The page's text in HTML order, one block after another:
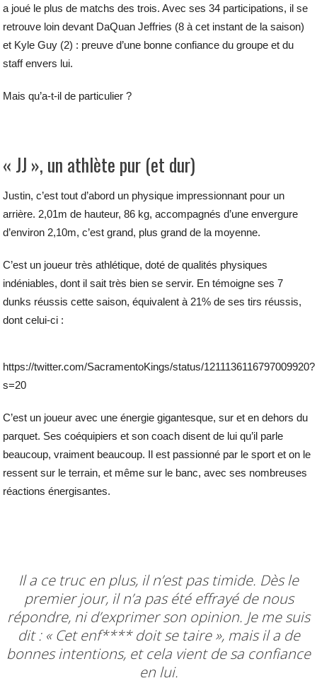
a joué le plus de matchs des trois. Avec ses 34 participations, il se
retrouve loin devant DaQuan Jeffries (8 à cet instant de la saison)
et Kyle Guy (2) : preuve d’une bonne confiance du groupe et du
staff envers lui.
Mais qu’a-t-il de particulier ?
« JJ », un athlète pur (et dur)
Justin, c’est tout d’abord un physique impressionnant pour un
arrière. 2,01m de hauteur, 86 kg, accompagnés d’une envergure
d’environ 2,10m, c’est grand, plus grand de la moyenne.
C’est un joueur très athlétique, doté de qualités physiques
indéniables, dont il sait très bien se servir. En témoigne ses 7
dunks réussis cette saison, équivalent à 21% de ses tirs réussis,
dont celui-ci :
https://twitter.com/SacramentoKings/status/1211136116797009920?
s=20
C’est un joueur avec une énergie gigantesque, sur et en dehors du
parquet. Ses coéquipiers et son coach disent de lui qu’il parle
beaucoup, vraiment beaucoup. Il est passionné par le sport et on le
ressent sur le terrain, et même sur le banc, avec ses nombreuses
réactions énergisantes.
Il a ce truc en plus, il n’est pas timide. Dès le
premier jour, il n’a pas été effrayé de nous
répondre, ni d’exprimer son opinion. Je me suis
dit : « Cet enf**** doit se taire », mais il a de
bonnes intentions, et cela vient de sa confiance
en lui.